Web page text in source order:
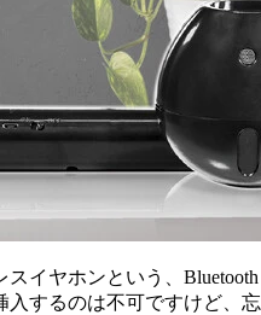
イヤホンという、Bluetooth
入するのは不可ですけど、忘